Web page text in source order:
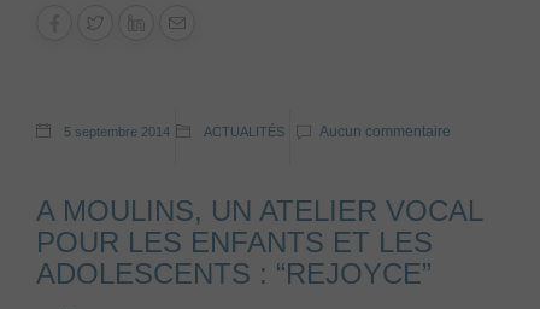
5 septembre 2014 ACTUALITÉS Aucun commentaire
A MOULINS, UN ATELIER VOCAL
POUR LES ENFANTS ET LES
ADOLESCENTS : “REJOYCE”